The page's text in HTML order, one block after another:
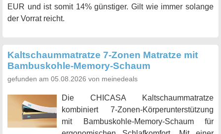
EUR und ist somit 14% günstiger. Gilt wie immer solange
der Vorrat reicht.
Kaltschaummatratze 7-Zonen Matratze mit
Bambuskohle-Memory-Schaum
gefunden am 05.08.2026 von meinedeals
Die CHICASA Kaltschaummatratze
kombiniert 7-Zonen-Körperunterstützung
mit Bambuskohle-Memory-Schaum für